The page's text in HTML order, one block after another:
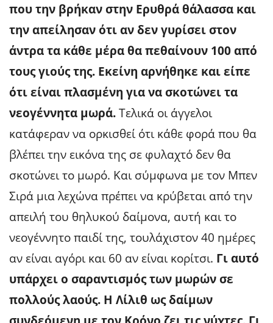
που την βρήκαν στην Ερυθρά θάλασσα και
την απείλησαν ότι αν δεν γυρίσει στον
άντρα τα κάθε μέρα θα πεθαίνουν 100 από
τους γιούς της. Εκείνη αρνήθηκε και είπε
ότι είναι πλασμένη για να σκοτώνει τα
νεογέννητα μωρά.Τελικά οι άγγελοι
κατάφεραν να ορκισθεί ότι κάθε φορά που θα
βλέπει την εικόνα της σε φυλαχτό δεν θα
σκοτώνει το μωρό. Και σύμφωνα με τον Μπεν
Σιρά μια λεχώνα πρέπει να κρύβεται από την
απειλή του θηλυκού δαίμονα, αυτή και το
νεογέννητο παιδί της, τουλάχιστον 40 ημέρες
αν είναι αγόρι και 60 αν είναι κορίτσι. Γι αυτό
υπάρχει ο σαραντισμός των μωρών σε
πολλούς λαούς. Η Λίλιθ ως δαίμων